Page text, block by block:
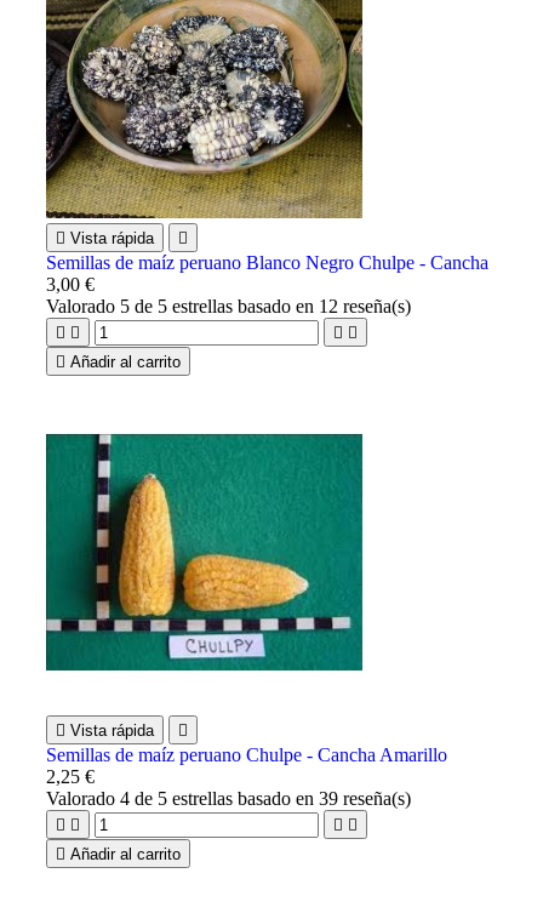
 Vista rápida 
Semillas de maíz peruano Blanco Negro Chulpe - Cancha
3,00 €
Valorado 5 de 5 estrellas basado en 12 reseña(s)
   
 Añadir al carrito
 Vista rápida 
Semillas de maíz peruano Chulpe - Cancha Amarillo
2,25 €
Valorado4 de 5 estrellas basado en39 reseña(s)
   
 Añadir al carrito